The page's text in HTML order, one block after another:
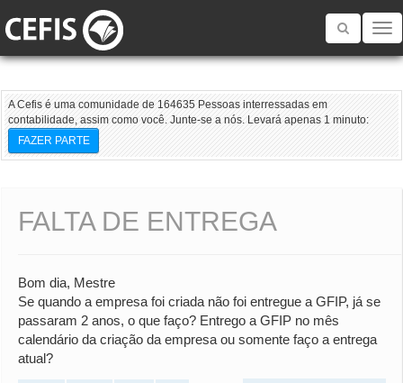
Toggle
A Cefis é uma comunidade de 164635 Pessoas interressadas em
contabilidade, assim como você. Junte-se a nós. Levará apenas 1 minuto:
FAZER PARTE
FALTA DE ENTREGA
Bom dia, Mestre
Se quando a empresa foi criada não foi entregue a GFIP, já se
passaram 2 anos, o que faço? Entrego a GFIP no mês
calendário da criação da empresa ou somente faço a entrega
atual?